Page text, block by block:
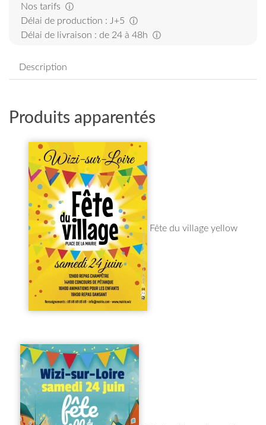
Nos tarifs ⓘ
Délai de production : J+5 ⓘ
Délai de livraison : de 24 à 48h ⓘ
Description
Produits apparentés
Fête du village yellow